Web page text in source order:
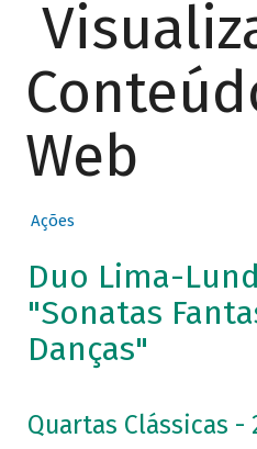
Web
Ações
Duo Lima-
"Sonatas
Danças"
Quartas Clássicas -